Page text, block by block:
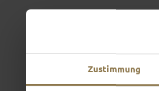
Zustimmung